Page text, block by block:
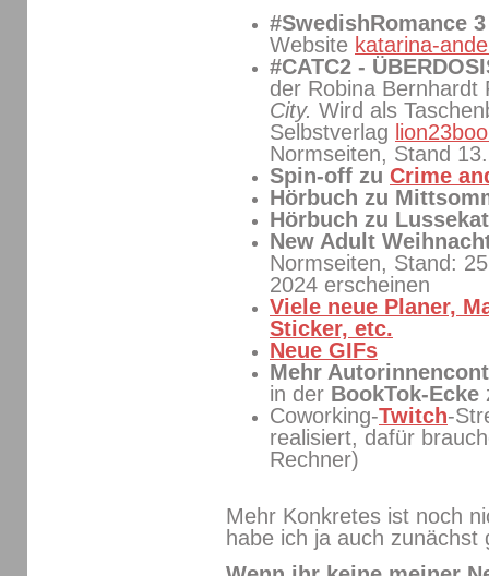
#SwedishRomance
Website katarina-
#CATC2 -
der Robina Bernhardt
City. Wird als
Selbstverlag
Normseiten, Stand
Spin-off zu Crime
Hörbuch zu
Hörbuch zu
New Adult
Normseiten, Stand:
2024 erscheinen
Viele neue Planer,
Sticker, etc.
Neue GIFs
Mehr
in der BookTok-Ecke
Coworking-Twitch-
realisiert, dafür
Rechner)
Mehr Konkretes ist noch
habe ich ja auch